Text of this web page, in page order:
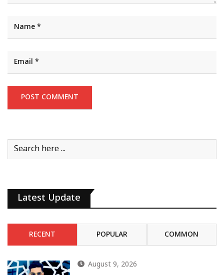
Latest Update
RECENT POPULAR COMMON
August 9, 2026